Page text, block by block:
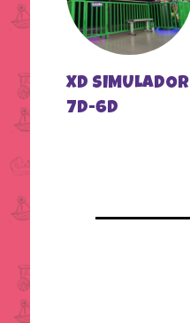
XD SIMULADOR
7D-6D